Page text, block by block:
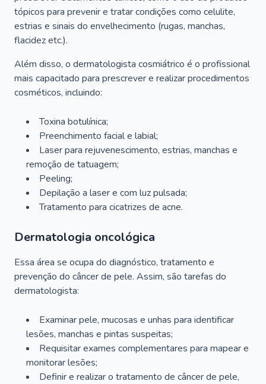
tópicos para prevenir e tratar condições como celulite,
estrias e sinais do envelhecimento (rugas, manchas,
flacidez etc.).
Além disso, o dermatologista cosmiátrico é o profissional
mais capacitado para prescrever e realizar procedimentos
cosméticos, incluindo:
Toxina botulínica;
Preenchimento facial e labial;
Laser para rejuvenescimento, estrias, manchas e
remoção de tatuagem;
Peeling;
Depilação a laser e com luz pulsada;
Tratamento para cicatrizes de acne.
Dermatologia oncológica
Essa área se ocupa do diagnóstico, tratamento e
prevenção do câncer de pele. Assim, são tarefas do
dermatologista:
Examinar pele, mucosas e unhas para identificar
lesões, manchas e pintas suspeitas;
Requisitar exames complementares para mapear e
monitorar lesões;
Definir e realizar o tratamento de câncer de pele,